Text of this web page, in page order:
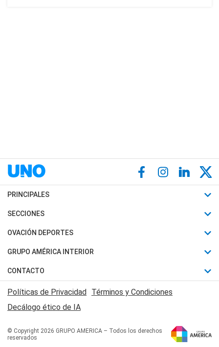
PRINCIPALES
Últimas Noticias
Política
Judiciales
Economia
SECCIONES
Horóscopo
Motores
Trucos caseros
Series y Películas
Edictos y Solicitadas
OVACIÓN DEPORTES
Fútbol
Mundial
Automovilismo
Rugby
Básquet
GRUPO AMÉRICA INTERIOR
Canal 7 en Vivo
San Juan 8
CONTACTO
Acerca de Nosotros
Contactanos
Políticas de Privacidad
Términos y Condiciones
Decálogo ético de IA
© Copyright 2026 GRUPO AMERICA – Todos los derechos
reservados